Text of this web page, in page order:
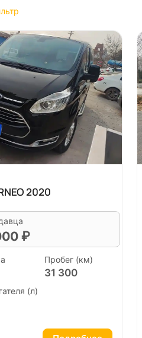
2020
₽
Пробег (км)
31 300
(л)